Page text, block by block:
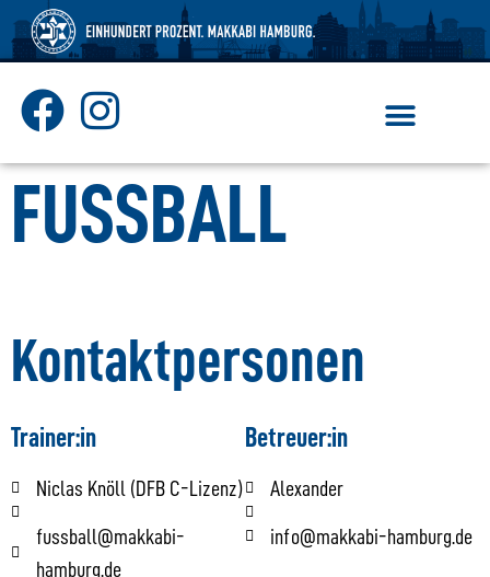
FUSSBALL
Kontaktpersonen
Trainer:in
Niclas Knöll (DFB C-Lizenz)
fussball@makkabi-
hamburg.de
Betreuer:in
Alexander
info@makkabi-hamburg.de